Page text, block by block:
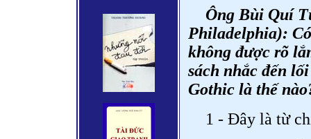
Ông Bùi Quí
Philadelphia):
không được rõ
sách nhắc đến
Gothic là thế
1 - Đây là từ